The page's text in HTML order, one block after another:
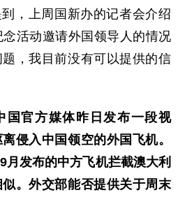
，上周国新办的记者会介绍
活动邀请外国领导人的情况
，我目前没有可以提供的信
国官方媒体昨日发布一段视
侵入中国领空的外国飞机。
月发布的中方飞机拦截澳大利
。外交部能否提供关于周末